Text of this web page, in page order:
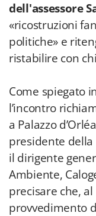
dell'assessore
«ricostruzioni
politiche» e
ristabilire con
Come spiegato
l’incontro
a Palazzo
presidente della
il dirigente
Ambiente,
precisare che,
provvedimento